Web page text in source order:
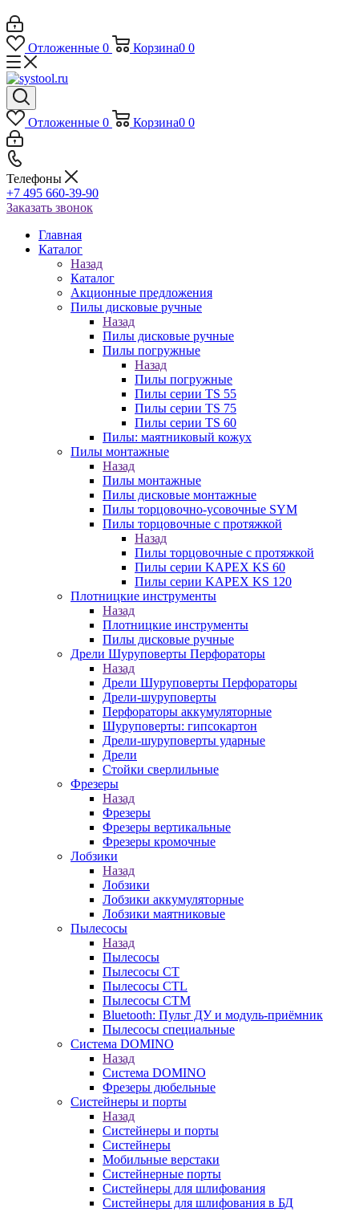
Отложенные 0 Корзина0 0
Отложенные 0 Корзина0 0
Телефоны
+7 495 660-39-90
Заказать звонок
Главная
Каталог
Назад
Каталог
Акционные предложения
Пилы дисковые ручные
Назад
Пилы дисковые ручные
Пилы погружные
Назад
Пилы погружные
Пилы серии TS 55
Пилы серии TS 75
Пилы серии TS 60
Пилы: маятниковый кожух
Пилы монтажные
Назад
Пилы монтажные
Пилы дисковые монтажные
Пилы торцовочно-усовочные SYM
Пилы торцовочные с протяжкой
Назад
Пилы торцовочные с протяжкой
Пилы серии KAPEX KS 60
Пилы серии KAPEX KS 120
Плотницкие инструменты
Назад
Плотницкие инструменты
Пилы дисковые ручные
Дрели Шуруповерты Перфораторы
Назад
Дрели Шуруповерты Перфораторы
Дрели-шуруповерты
Перфораторы аккумуляторные
Шуруповерты: гипсокартон
Дрели-шуруповерты ударные
Дрели
Стойки сверлильные
Фрезеры
Назад
Фрезеры
Фрезеры вертикальные
Фрезеры кромочные
Лобзики
Назад
Лобзики
Лобзики аккумуляторные
Лобзики маятниковые
Пылесосы
Назад
Пылесосы
Пылесосы CT
Пылесосы CTL
Пылесосы CTM
Bluetooth: Пульт ДУ и модуль-приёмник
Пылесосы специальные
Система DOMINO
Назад
Система DOMINO
Фрезеры дюбельные
Систейнеры и порты
Назад
Систейнеры и порты
Систейнеры
Мобильные верстаки
Систейнерные порты
Систейнеры для шлифования
Систейнеры для шлифования в БД